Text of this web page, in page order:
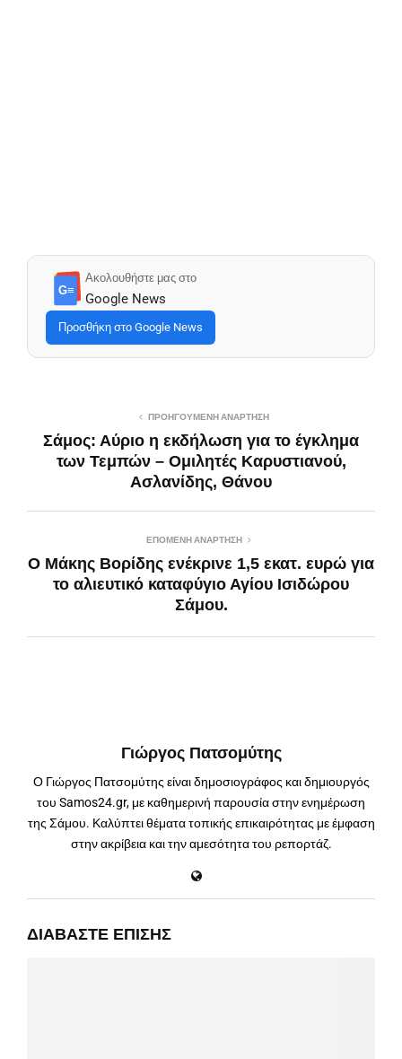
G≡
Ακολουθήστε μας στο
Google News
Προσθήκη στο Google News
ΠΡΟΗΓΟΎΜΕΝΗ ΑΝΆΡΤΗΣΗ
Σάμος: Αύριο η εκδήλωση για το έγκλημα
των Τεμπών – Ομιλητές Καρυστιανού,
Ασλανίδης, Θάνου
ΕΠΌΜΕΝΗ ΑΝΆΡΤΗΣΗ
Ο Μάκης Βορίδης ενέκρινε 1,5 εκατ. ευρώ για
το αλιευτικό καταφύγιο Αγίου Ισιδώρου
Σάμου.
Γιώργος Πατσομύτης
Ο Γιώργος Πατσομύτης είναι δημοσιογράφος και δημιουργός
του Samos24.gr, με καθημερινή παρουσία στην ενημέρωση
της Σάμου. Καλύπτει θέματα τοπικής επικαιρότητας με έμφαση
στην ακρίβεια και την αμεσότητα του ρεπορτάζ.
ΔΙΑΒΆΣΤΕ ΕΠΊΣΗΣ